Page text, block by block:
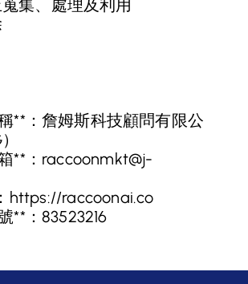
蒐集、處理及利用
**：詹姆斯科技顧問有限公
**： raccoonmkt@j-
https://raccoonai.co
**：83523216